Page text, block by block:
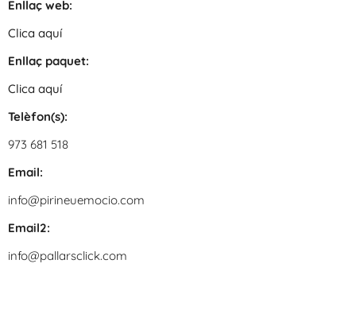
Enllaç web:
Clica aquí
Enllaç paquet:
Clica aquí
Telèfon(s):
973 681 518
Email:
info@pirineuemocio.com
Email2:
info@pallarsclick.com